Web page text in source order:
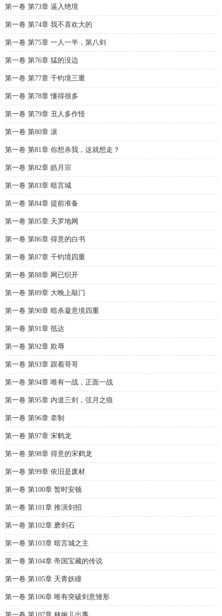
第一卷 第73章 逼入绝境
第一卷 第74章 我不喜欢大的
第一卷 第75章 一人一半，第八剑
第一卷 第76章 猛的没边
第一卷 第77章 千钧境三重
第一卷 第78章 懂得很多
第一卷 第79章 丑人多作怪
第一卷 第80章 滚
第一卷 第81章 你想杀我，这就想走？
第一卷 第82章 皓月宗
第一卷 第83章 暗言城
第一卷 第84章 提前准备
第一卷 第85章 天罗地网
第一卷 第86章 得意的白书
第一卷 第87章 千钧境四重
第一卷 第88章 网已织开
第一卷 第89章 大晚上敲门
第一卷 第90章 暗杀凝意境四重
第一卷 第91章 抵达
第一卷 第92章 欺辱
第一卷 第93章 跟着哥哥
第一卷 第94章 唯有一战，正面一战
第一卷 第95章 内道三剑，弦月之痕
第一卷 第96章 牵制
第一卷 第97章 宋鹤龙
第一卷 第98章 得意的宋鹤龙
第一卷 第99章 依旧是废材
第一卷 第100章 暂时安顿
第一卷 第101章 推演剑招
第一卷 第102章 磨剑石
第一卷 第103章 暗言城之主
第一卷 第104章 帝国宝藏的传说
第一卷 第105章 天青妖瞳
第一卷 第106章 唯有突破剑意雏形